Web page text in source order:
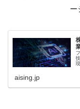
ー
aising.jp